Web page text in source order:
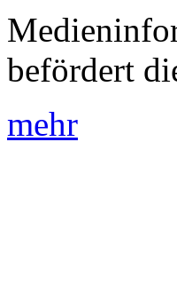
befördert
mehr